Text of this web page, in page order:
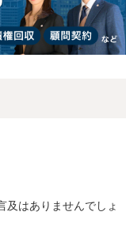
及はありませんでしょ